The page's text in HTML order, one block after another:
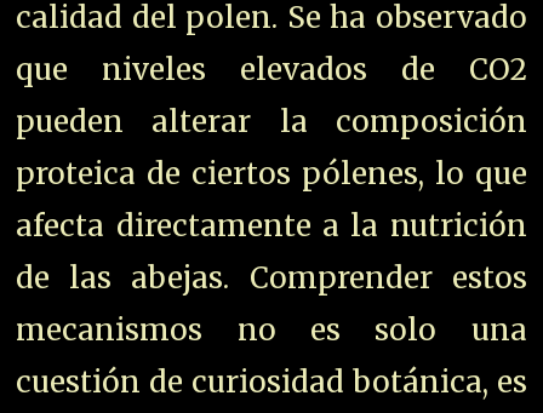
calidad del polen. Se ha observado
que niveles elevados de CO2
pueden alterar la composición
proteica de ciertos pólenes, lo que
afecta directamente a la nutrición
de las abejas. Comprender estos
mecanismos no es solo una
cuestión de curiosidad botánica, es